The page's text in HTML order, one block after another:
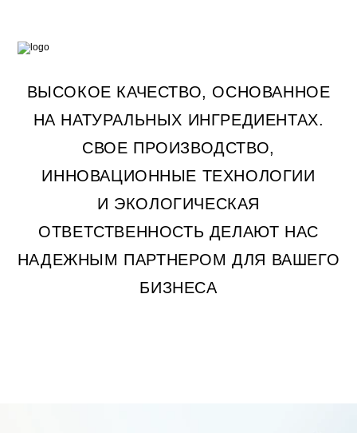
ВЫСОКОЕ КАЧЕСТВО, ОСНОВАННОЕ
НА НАТУРАЛЬНЫХ ИНГРЕДИЕНТАХ.
СВОЕ ПРОИЗВОДСТВО,
ИННОВАЦИОННЫЕ ТЕХНОЛОГИИ
И ЭКОЛОГИЧЕСКАЯ
ОТВЕТСТВЕННОСТЬ ДЕЛАЮТ НАС
НАДЕЖНЫМ ПАРТНЕРОМ ДЛЯ ВАШЕГО
БИЗНЕСА